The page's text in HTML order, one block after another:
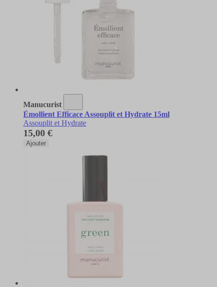
Manucurist
Émollient Efficace Assouplit et Hydrate 15ml
Assouplit et Hydrate
15,00 €
Ajouter